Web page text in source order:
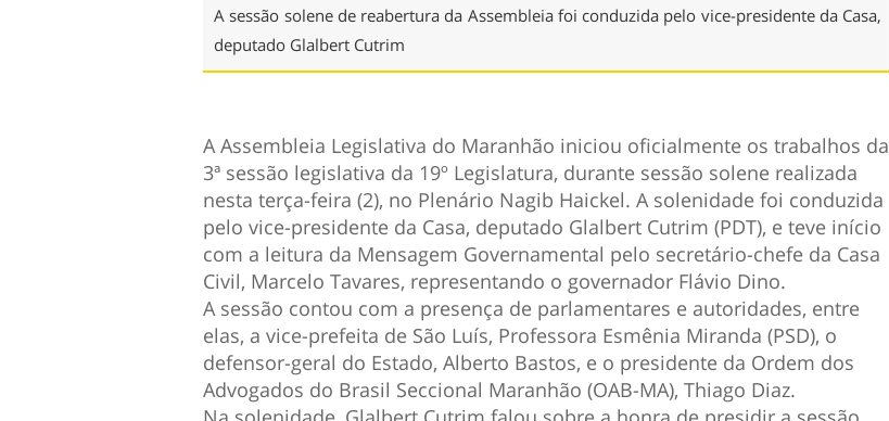
A sessão solene de reabertura da Assembleia foi conduzida pelo vice-presidente da Casa,
deputado Glalbert Cutrim
A Assembleia Legislativa do Maranhão iniciou oficialmente os trabalhos da
3ª sessão legislativa da 19º Legislatura, durante sessão solene realizada
nesta terça-feira (2), no Plenário Nagib Haickel. A solenidade foi conduzida
pelo vice-presidente da Casa, deputado Glalbert Cutrim (PDT), e teve início
com a leitura da Mensagem Governamental pelo secretário-chefe da Casa
Civil, Marcelo Tavares, representando o governador Flávio Dino.
A sessão contou com a presença de parlamentares e autoridades, entre
elas, a vice-prefeita de São Luís, Professora Esmênia Miranda (PSD), o
defensor-geral do Estado, Alberto Bastos, e o presidente da Ordem dos
Advogados do Brasil Seccional Maranhão (OAB-MA), Thiago Diaz.